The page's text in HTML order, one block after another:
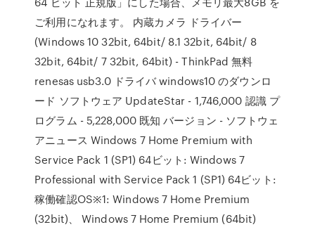
ご利用になれます。 内蔵カメラ ドライバー
(Windows 10 32bit, 64bit/ 8.1 32bit, 64bit/ 8
32bit, 64bit/ 7 32bit, 64bit) - ThinkPad 無料
renesas usb3.0 ドライバ windows10 のダウンロ
ード ソフトウェア UpdateStar - 1,746,000 認識 プ
ログラム - 5,228,000 既知 バージョン - ソフトウェ
アニュース Windows 7 Home Premium with
Service Pack 1 (SP1) 64ビット: Windows 7
Professional with Service Pack 1 (SP1) 64ビット:
稼働確認OS※1: Windows 7 Home Premium
(32bit)、 Windows 7 Home Premium (64bit)